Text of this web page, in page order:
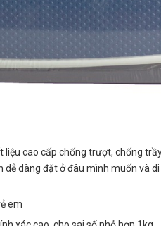
liệu cao cấp chống trượt, chống
dễ dàng đặt ở đâu mình muốn và
em